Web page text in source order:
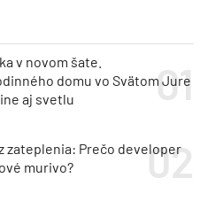
v novom šate.
domu vo Svätom Jure
aj svetlu
zateplenia: Prečo developer
murivo?